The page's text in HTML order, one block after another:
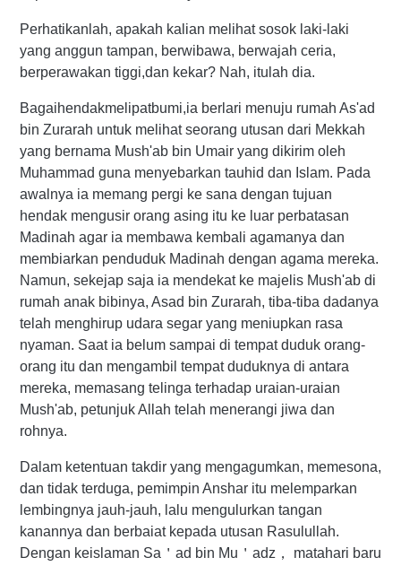
Perhatikanlah, apakah kalian melihat sosok laki-laki
yang anggun tampan, berwibawa, berwajah ceria,
berperawakan tiggi,dan kekar? Nah, itulah dia.
Bagaihendakmelipatbumi,ia berlari menuju rumah As'ad
bin Zurarah untuk melihat seorang utusan dari Mekkah
yang bernama Mush'ab bin Umair yang dikirim oleh
Muhammad guna menyebarkan tauhid dan Islam. Pada
awalnya ia memang pergi ke sana dengan tujuan
hendak mengusir orang asing itu ke luar perbatasan
Madinah agar ia membawa kembali agamanya dan
membiarkan penduduk Madinah dengan agama mereka.
Namun, sekejap saja ia mendekat ke majelis Mush'ab di
rumah anak bibinya, Asad bin Zurarah, tiba-tiba dadanya
telah menghirup udara segar yang meniupkan rasa
nyaman. Saat ia belum sampai di tempat duduk orang-
orang itu dan mengambil tempat duduknya di antara
mereka, memasang telinga terhadap uraian-uraian
Mush'ab, petunjuk Allah telah menerangi jiwa dan
rohnya.
Dalam ketentuan takdir yang mengagumkan, memesona,
dan tidak terduga, pemimpin Anshar itu melemparkan
lembingnya jauh-jauh, lalu mengulurkan tangan
kanannya dan berbaiat kepada utusan Rasulullah.
Dengan keislaman Sa＇ad bin Mu＇adz， matahari baru